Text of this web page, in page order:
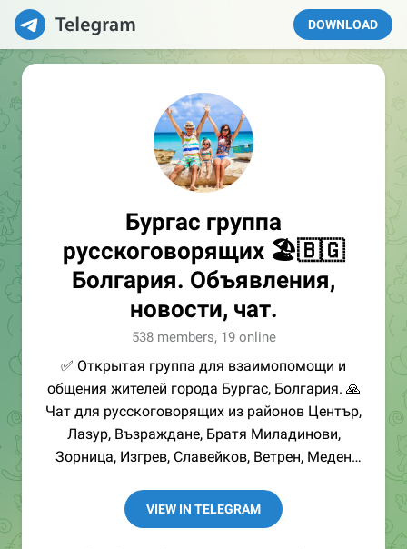
DOWNLOAD
Бургас группа
русскоговорящих 🏖🇧🇬
Болгария. Объявления,
новости, чат.
538 members, 19 online
✅ Открытая группа для взаимопомощи и
общения жителей города Бургас, Болгария. 🙏
Чат для русскоговорящих из районов Център,
Лазур, Възраждане, Братя Миладинови,
Зорница, Изгрев, Славейков, Ветрен, Меден
VIEW IN TELEGRAM